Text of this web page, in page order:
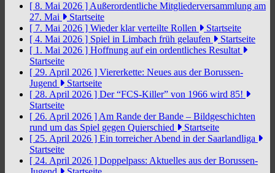
[ 8. Mai 2026 ] Außerordentliche Mitgliederversammlung am
27. Mai
Startseite
[ 7. Mai 2026 ] Wieder klar verteilte Rollen
Startseite
[ 4. Mai 2026 ] Spiel in Limbach früh gelaufen
Startseite
[ 1. Mai 2026 ] Hoffnung auf ein ordentliches Resultat
Startseite
[ 29. April 2026 ] Viererkette: Neues aus der Borussen-
Jugend
Startseite
[ 28. April 2026 ] Der “FCS-Killer” von 1966 wird 85!
Startseite
[ 26. April 2026 ] Am Rande der Bande – Bildgeschichten
rund um das Spiel gegen Quierschied
Startseite
[ 25. April 2026 ] Ein torreicher Abend in der Saarlandliga
Startseite
[ 24. April 2026 ] Doppelpass: Aktuelles aus der Borussen-